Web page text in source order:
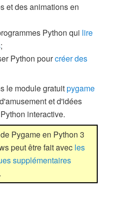
et des animations en
Python qui lire
;
Python pourcréer des
le module gratuitpygame
et d'idées
interactive.
Pygame en Python 3
peut être fait avec les
supplémentaires
.